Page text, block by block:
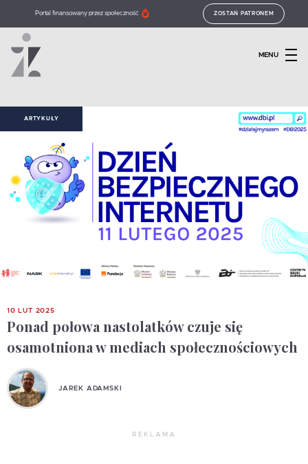
Portal finansowany przez społeczność ZOSTAŃ PATRONEM
MENU
ARTYKUŁY
10 LUT 2025
Ponad połowa nastolatków czuje się
osamotniona w mediach społecznościowych
JAREK ADAMSKI
REKLAMA